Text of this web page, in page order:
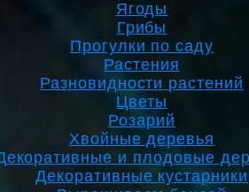
Ягоды
Грибы
Прогулки по саду
Растения
Разновидности растений
Цветы
Розарий
Хвойные деревья
и плодовые
Декоративные кустарники